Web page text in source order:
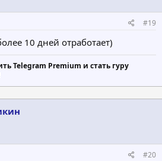
#19
10 дней отработает)
Telegram Premium и стать гуру
#20